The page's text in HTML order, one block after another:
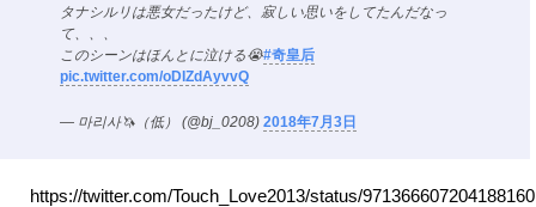
タナシルリは悪女だったけど、寂しい思いをしてたんだなっ
て、、、
このシーンはほんとに泣ける😭#奇皇后
pic.twitter.com/oDIZdAyvvQ
— 마리사🦄（低） (@bj_0208) 2018年7月3日
https://twitter.com/Touch_Love2013/status/971366607204188160